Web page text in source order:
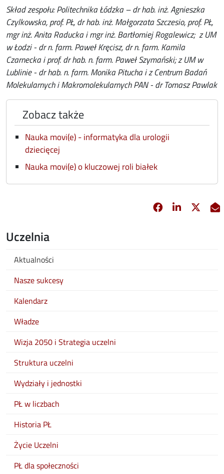
Skład zespołu: Politechnika Łódzka – dr hab. inż. Agnieszka
Czylkowska, prof. PŁ, dr hab. inż. Małgorzata Szczesio, prof. PŁ,
mgr inż. Anita Raducka i mgr inż. Bartłomiej Rogalewicz; z UM
w Łodzi - dr n. farm. Paweł Kręcisz, dr n. farm. Kamila
Czarnecka i prof. dr hab. n. farm. Paweł Szymański; z UM w
Lublinie - dr hab. n. farm. Monika Pitucha i z Centrum Badań
Molekularnych i Makromolekularnych PAN - dr Tomasz Pawlak
Zobacz także
Nauka movi(e) - informatyka dla urologii
dziecięcej
Nauka movi(e) o kluczowej roli białek
Facebook
opens in new
Linkedin
opens in
X
Uczelnia
Aktualności
Nasze sukcesy
Kalendarz
Władze
Wizja 2050 i Strategia uczelni
Struktura uczelni
Wydziały i jednostki
PŁ w liczbach
Historia PŁ
Życie Uczelni
PŁ dla społeczności